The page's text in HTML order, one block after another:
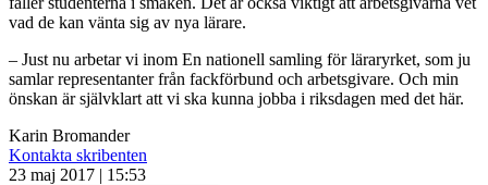
vad de kan vänta sig av nya lärare.
– Just nu arbetar vi inom En nationell samling för läraryrket, som ju
samlar representanter från fackförbund och arbetsgivare. Och min
önskan är självklart att vi ska kunna jobba i riksdagen med det här.
Karin Bromander
Kontakta skribenten
23 maj 2017 | 15:53